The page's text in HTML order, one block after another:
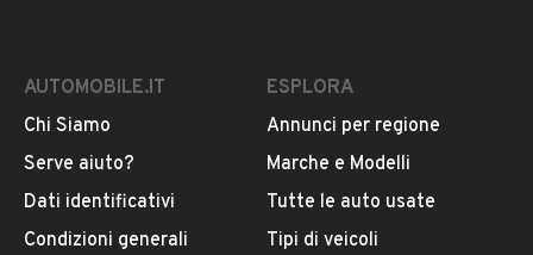
AUTOMOBILE.IT
Chi Siamo
Serve aiuto?
Dati identificativi
Condizioni generali
ESPLORA
Annunci per regione
Marche e Modelli
Tutte le auto usate
Tipi di veicoli